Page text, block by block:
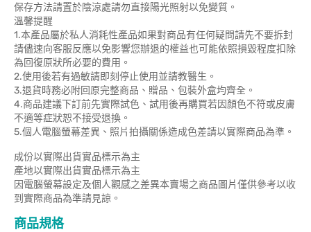
保存方法請置於陰涼處請勿直接陽光照射以免變質。
溫馨提醒
1.本產品屬於私人消耗性產品如果對商品有任何疑問請先不要拆封
請儘速向客服反應以免影響您辦退的權益也可能依照損毀程度扣除
為回復原狀所必要的費用。
2.使用後若有過敏請即刻停止使用並請教醫生。
3.退貨時務必附回原完整商品、贈品、包裝外盒均齊全。
4.商品建議下訂前先實際試色、試用後再購買若因顏色不符或皮膚
不適等症狀恕不接受退換。
5.個人電腦螢幕差異、照片拍攝關係造成色差請以實際商品為準。
成份以實際出貨實品標示為主
產地以實際出貨實品標示為主
因電腦螢幕設定及個人觀感之差異本賣場之商品圖片僅供參考以收
到實際商品為準請見諒。
商品規格